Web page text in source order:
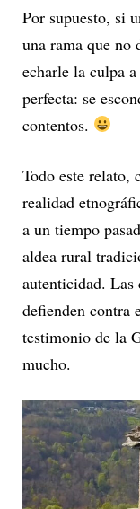
Por supuesto, si
una rama que no
echarle la culpa
perfecta: se
contentos.
Todo este relato,
realidad
a un tiempo
aldea rural
autenticidad. Las
defienden contra
testimonio de la
mucho.